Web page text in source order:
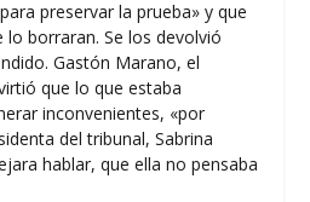
preservar la prueba» y que
borraran. Se los devolvió
Gastón Marano, el
que lo que estaba
inconvenientes, «por
del tribunal, Sabrina
hablar, que ella no pensaba